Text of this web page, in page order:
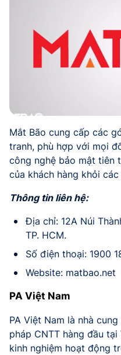
Mắt Bão cung cấp các
tranh, phù hợp với mọi
công nghệ bảo mật tiên
của khách hàng khỏi
Thông tin liên hệ:
Địa chỉ: 12A Núi
TP. HCM.
Số điện thoại: 1900
Website: matbao.net
PA Việt Nam
PA Việt Nam là nhà
pháp CNTT hàng đầu
kinh nghiệm hoạt động